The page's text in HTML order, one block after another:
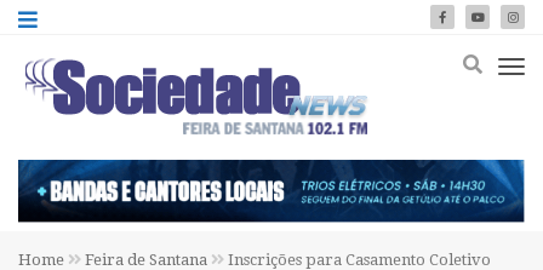
Home Feira de Santana
Inscrições para Casamento Coletivo